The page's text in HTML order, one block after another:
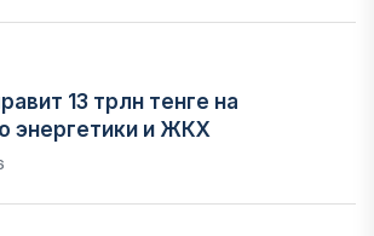
13 трлн тенге на
энергетики и ЖКХ